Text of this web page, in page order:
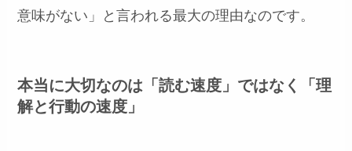
意味がない」と言われる最大の理由なのです。
本当に大切なのは「読む速度」ではなく「理
解と行動の速度」